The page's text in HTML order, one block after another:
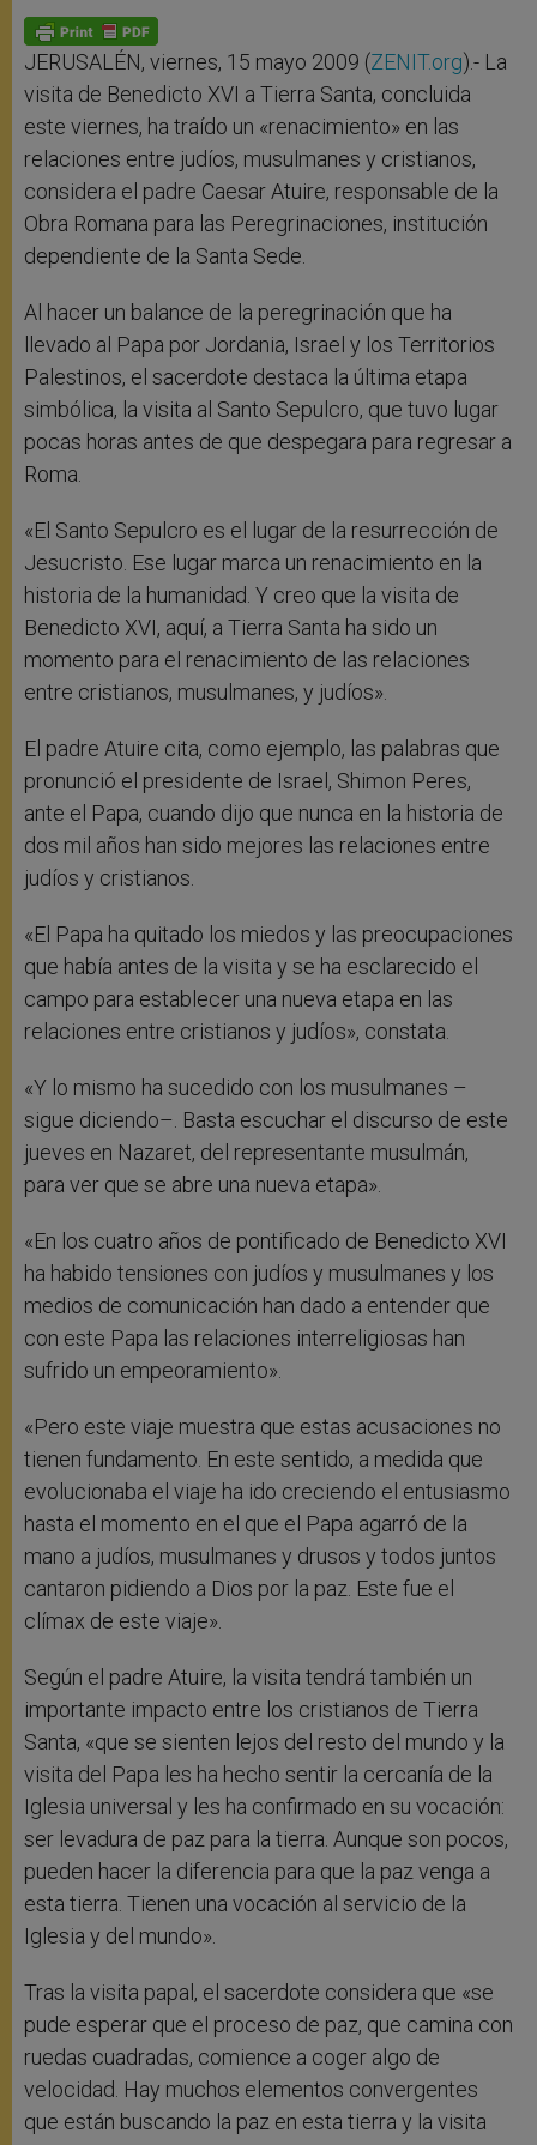
p
p
g
e
o
k
JERUSALÉN, viernes, 15 mayo 2009 (ZENIT.org).- La
visita de Benedicto XVI a Tierra Santa, concluida
este viernes, ha traído un «renacimiento» en las
relaciones entre judíos, musulmanes y cristianos,
considera el padre Caesar Atuire, responsable de la
Obra Romana para las Peregrinaciones, institución
dependiente de la Santa Sede.
Al hacer un balance de la peregrinación que ha
llevado al Papa por Jordania, Israel y los Territorios
Palestinos, el sacerdote destaca la última etapa
simbólica, la visita al Santo Sepulcro, que tuvo lugar
pocas horas antes de que despegara para regresar a
Roma.
«El Santo Sepulcro es el lugar de la resurrección de
Jesucristo. Ese lugar marca un renacimiento en la
historia de la humanidad. Y creo que la visita de
Benedicto XVI, aquí, a Tierra Santa ha sido un
momento para el renacimiento de las relaciones
entre cristianos, musulmanes, y judíos».
El padre Atuire cita, como ejemplo, las palabras que
pronunció el presidente de Israel, Shimon Peres,
ante el Papa, cuando dijo que nunca en la historia de
dos mil años han sido mejores las relaciones entre
judíos y cristianos.
«El Papa ha quitado los miedos y las preocupaciones
que había antes de la visita y se ha esclarecido el
campo para establecer una nueva etapa en las
relaciones entre cristianos y judíos», constata.
«Y lo mismo ha sucedido con los musulmanes –
sigue diciendo–. Basta escuchar el discurso de este
jueves en Nazaret, del representante musulmán,
para ver que se abre una nueva etapa».
«En los cuatro años de pontificado de Benedicto XVI
ha habido tensiones con judíos y musulmanes y los
medios de comunicación han dado a entender que
con este Papa las relaciones interreligiosas han
sufrido un empeoramiento».
«Pero este viaje muestra que estas acusaciones no
tienen fundamento. En este sentido, a medida que
evolucionaba el viaje ha ido creciendo el entusiasmo
hasta el momento en el que el Papa agarró de la
mano a judíos, musulmanes y drusos y todos juntos
cantaron pidiendo a Dios por la paz. Este fue el
clímax de este viaje».
Según el padre Atuire, la visita tendrá también un
importante impacto entre los cristianos de Tierra
Santa, «que se sienten lejos del resto del mundo y la
visita del Papa les ha hecho sentir la cercanía de la
Iglesia universal y les ha confirmado en su vocación:
ser levadura de paz para la tierra. Aunque son pocos,
pueden hacer la diferencia para que la paz venga a
esta tierra. Tienen una vocación al servicio de la
Iglesia y del mundo».
Tras la visita papal, el sacerdote considera que «se
pude esperar que el proceso de paz, que camina con
ruedas cuadradas, comience a coger algo de
velocidad. Hay muchos elementos convergentes
que están buscando la paz en esta tierra y la visita